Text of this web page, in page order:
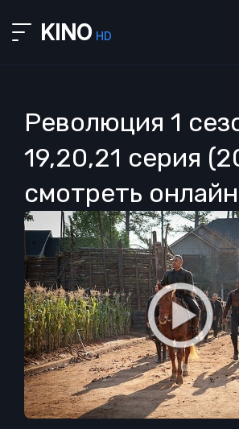
KINO HD
Революция 1
19,20,21 серия
смотреть онлайн